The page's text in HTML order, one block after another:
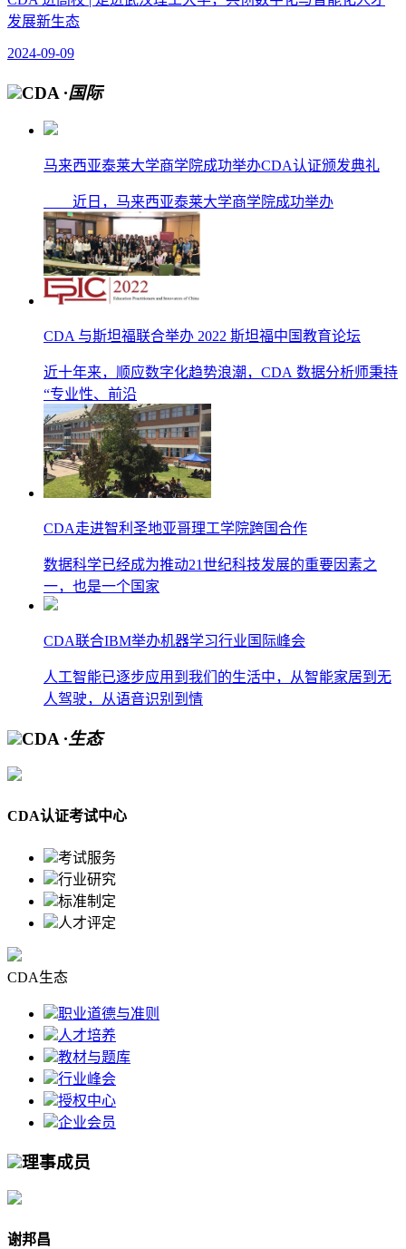
发展新生态
2024-09-09
CDA ·国际
马来西亚泰莱大学商学院成功举办CDA认证颁发典礼
近日，马来西亚泰莱大学商学院成功举办
CDA 与斯坦福联合举办 2022 斯坦福中国教育论坛
近十年来，顺应数字化趋势浪潮，CDA 数据分析师秉持
“专业性、前沿
CDA走进智利圣地亚哥理工学院跨国合作
数据科学已经成为推动21世纪科技发展的重要因素之
一，也是一个国家
CDA联合IBM举办机器学习行业国际峰会
人工智能已逐步应用到我们的生活中，从智能家居到无
人驾驶，从语音识别到情
CDA ·生态
CDA认证考试中心
考试服务
行业研究
标准制定
人才评定
CDA生态
职业道德与准则
人才培养
教材与题库
行业峰会
授权中心
企业会员
理事成员
谢邦昌